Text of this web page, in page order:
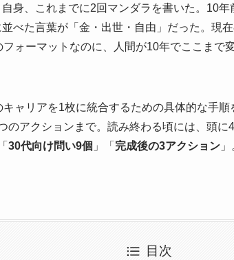
身、これまでに2回マンダラを書いた。10
べた言葉が「金・出世・自由」だった。現
ォーマットなのに、人間が10年でここまで
ャリアを1枚に統合するための具体的な手
のアクションまで。読み終わる頃には、頭に
30代向け問い9個 」「 完成後の3アクション
目次